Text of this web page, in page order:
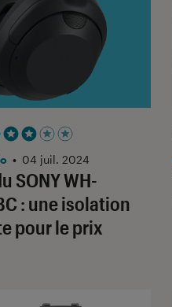
SONY WH-
: une isolation
pour le prix
3 étoiles sur 5
• 04 juil. 2024